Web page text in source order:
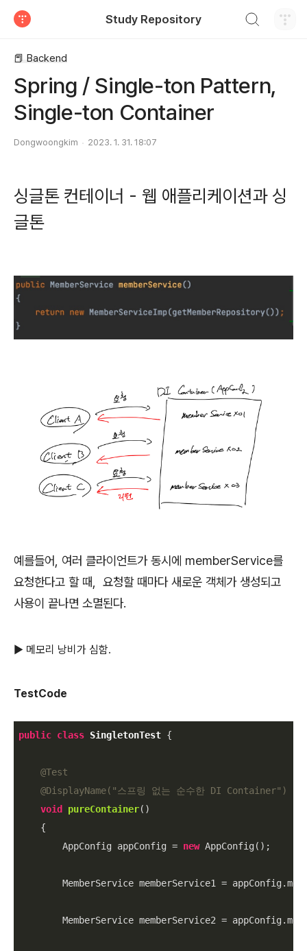
Study Repository
📕 Backend
Spring / Single-ton Pattern,
Single-ton Container
Dongwoongkim 2023. 1. 31. 18:07
싱글톤 컨테이너 - 웹 애플리케이션과 싱
글톤
예를들어, 여러 클라이언트가 동시에 memberService를
요청한다고 할 때, 요청할 때마다 새로운 객체가 생성되고
사용이 끝나면 소멸된다.
▶︎ 메모리 낭비가 심함.
TestCode
public class SingletonTest {
@Test
@DisplayName("스프링 없는 순수한 DI Container")
void
pureContainer()
{
        AppConfig appConfig =
new AppConfig();
MemberService memberService1 =
MemberService memberService2 =